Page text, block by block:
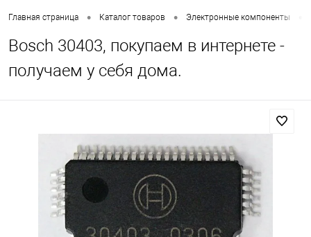
Главная страница • Каталог товаров • Электронные компоненты
Bosch 30403, покупаем в интернете -
получаем у себя дома.